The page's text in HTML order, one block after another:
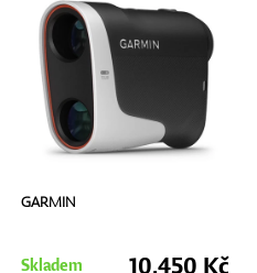
GARMIN
Skladem 10.450 Kč